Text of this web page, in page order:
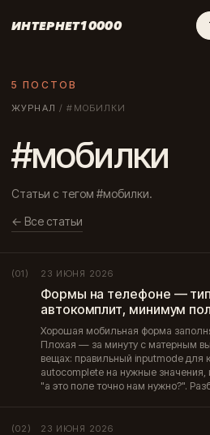
ИНТЕРНЕТ10000
5 ПОСТОВ
ЖУРНАЛ /#МОБИЛКИ
#мобилки
Статьи с тегом #мобилки.
← Все статьи
(01) 23 ИЮНЯ 2026
Формы на телефоне — тип
автокомплит, минимум
Хорошая мобильная форма
Плохая — за минуту с матерным
вещах: правильный inputmode для
autocomplete на нужные значения,
"а это поле точно нам нужно?".
(02) 23 ИЮНЯ 2026